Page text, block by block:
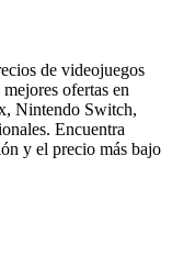
de videojuegos
ofertas en
Nintendo Switch,
Encuentra
y el precio más bajo